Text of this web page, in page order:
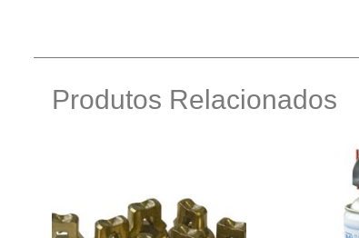
Produtos Relacionados